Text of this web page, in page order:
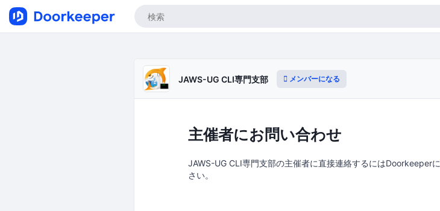
JAWS-UG CLI専門支部 メンバーになる
主催者にお問い合わせ
JAWS-UG CLI専門支部の主催者に直接連絡するにはDoorkeeperに
さい。